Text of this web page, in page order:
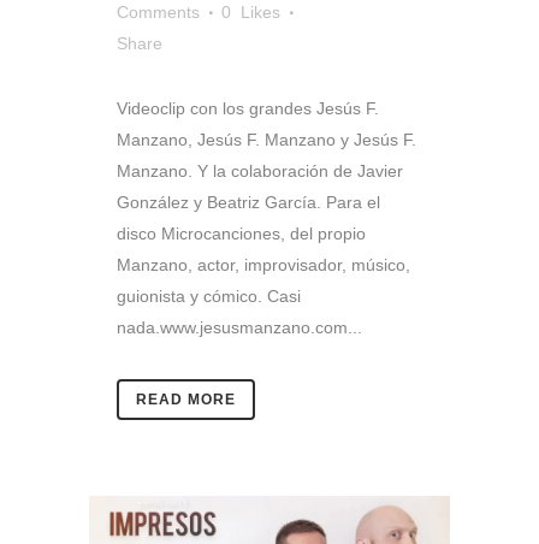
Comments
0
Likes
Share
Videoclip con los grandes Jesús F.
Manzano, Jesús F. Manzano y Jesús F.
Manzano. Y la colaboración de Javier
González y Beatriz García. Para el
disco Microcanciones, del propio
Manzano, actor, improvisador, músico,
guionista y cómico. Casi
nada.www.jesusmanzano.com...
READ MORE